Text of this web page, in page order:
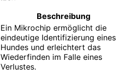
Beschreibung
Ein Mikrochip ermöglicht die
eindeutige Identifizierung eines
Hundes und erleichtert das
Wiederfinden im Falle eines
Verlustes.